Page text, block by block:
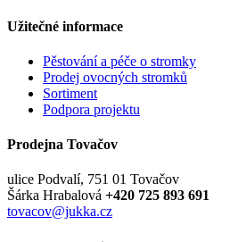
Užitečné informace
Pěstování a péče o stromky
Prodej ovocných stromků
Sortiment
Podpora projektu
Prodejna Tovačov
ulice Podvalí, 751 01 Tovačov
Šárka Hrabalová +420 725 893 691
tovacov@jukka.cz